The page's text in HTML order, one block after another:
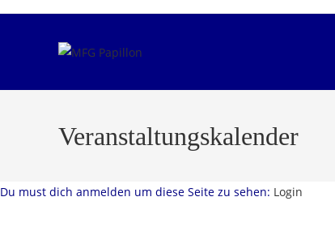
Veranstaltungskalender
Du must dich anmelden um diese Seite zu sehen: Login